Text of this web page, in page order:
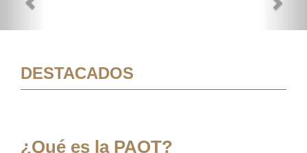
DESTACADOS
¿Qué es la PAOT?